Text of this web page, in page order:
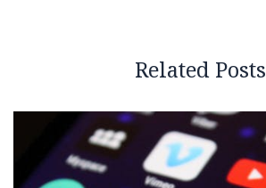
Related Posts